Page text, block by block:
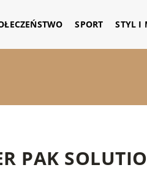
SPORT STYL I
PAK